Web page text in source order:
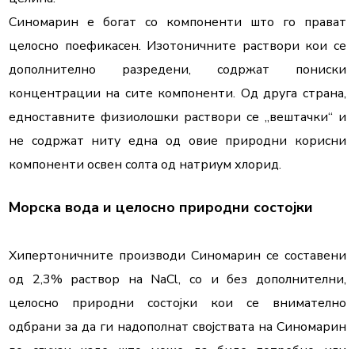
Синомарин е богат со компоненти што го прават
целосно поефикасен. Изотоничните раствори кои се
дополнително разредени, содржат пониски
концентрации на сите компоненти. Од друга страна,
едноставните физиолошки раствори се „вештачки“ и
не содржат ниту една од овие природни корисни
компоненти освен солта од натриум хлорид.
Морска вода и целосно природни состојки
Хипертоничните производи Синомарин се составени
од 2,3% раствор на NaCl, со и без дополнителни,
целосно природни состојки кои се внимателно
одбрани за да ги надополнат својствата на Синомарин